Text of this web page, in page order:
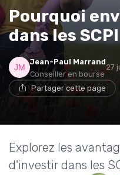
Pourquoi
dans les
Jean-Paul Marrand
Conseiller en bourse
27
Partager cette page
Explorez les
d'investir dans les